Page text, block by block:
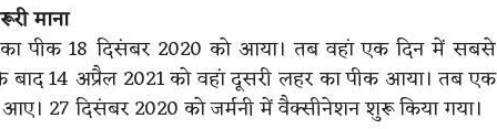
माना
का पीक 18 दिसंबर 2020 को आया। तब वहां एक दिन में सबसे
14 अप्रैल 2021 को वहां दूसरी लहर का पीक आया। तब एक
27 दिसंबर 2020 को जर्मनी में वैक्सीनेशन शुरू किया गया।